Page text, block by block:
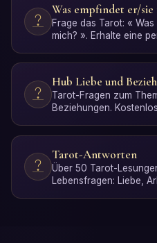
Was empfindet er/
Frage das Tarot: «
mich? ». Erhalte eine
Hub Liebe und
Tarot-Fragen zum
Beziehungen.
Tarot-Antworten
Über 50 Tarot-
Lebensfragen: Liebe,